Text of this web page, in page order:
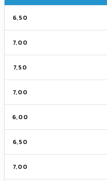
6,50
7,00
7,50
7,00
6,00
6,50
7,00